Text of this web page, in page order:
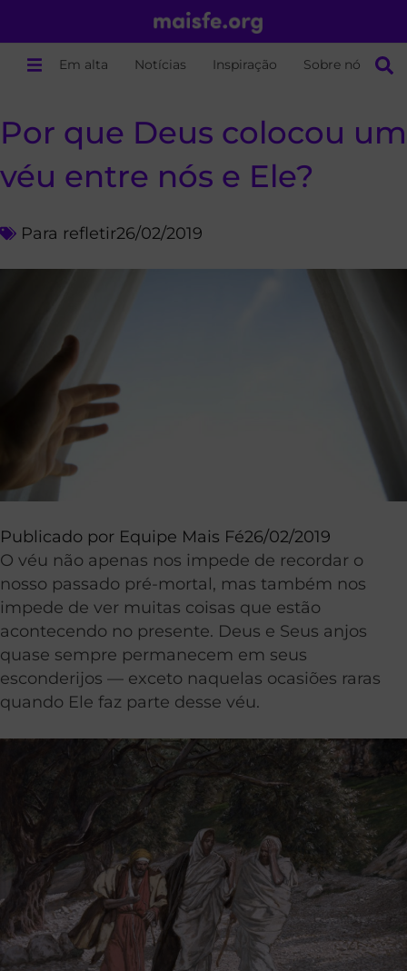
Em alta Notícias Inspiração Sobre nós
Por que Deus colocou um
véu entre nós e Ele?
Para refletir26/02/2019
Publicado por Equipe Mais Fé26/02/2019
O véu não apenas nos impede de recordar o
nosso passado pré-mortal, mas também nos
impede de ver muitas coisas que estão
acontecendo no presente. Deus e Seus anjos
quase sempre permanecem em seus
esconderijos — exceto naquelas ocasiões raras
quando Ele faz parte desse véu.